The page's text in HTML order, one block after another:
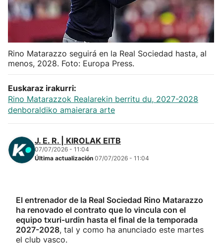
Más deportes
"Helmuga"
Rino Matarazzo seguirá en la Real Sociedad hasta, al
menos, 2028. Foto: Europa Press.
Euskaraz irakurri:
Rino Matarazzok Realarekin berritu du, 2027-2028
denboraldiko amaierara arte
J. E. R. | KIROLAK EITB
07/07/2026 - 11:04
Última actualización 07/07/2026 - 11:04
El entrenador de la Real Sociedad Rino Matarazzo
ha renovado el contrato que lo vincula con el
equipo txuri-urdin hasta el final de la temporada
2027-2028, tal y como ha anunciado este martes
el club vasco.